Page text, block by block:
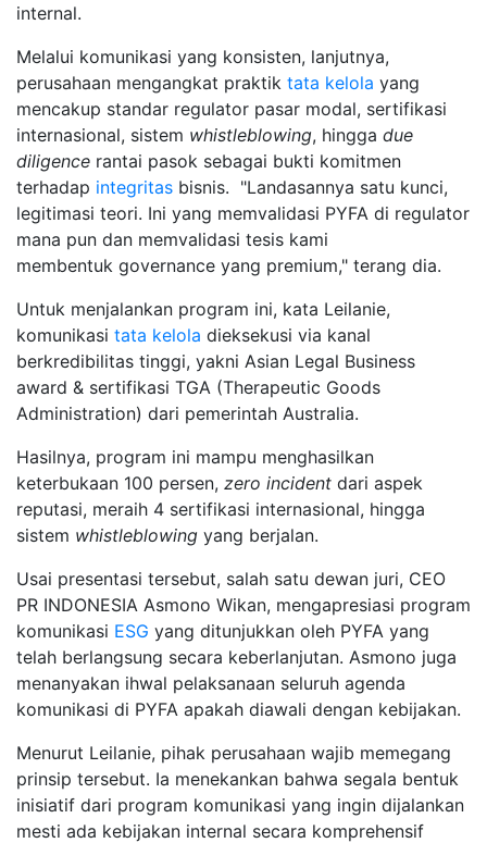
internal.
Melalui komunikasi yang konsisten, lanjutnya,
perusahaan mengangkat praktik tata kelola yang
mencakup standar regulator pasar modal, sertifikasi
internasional, sistem whistleblowing, hingga due
diligence rantai pasok sebagai bukti komitmen
terhadap integritas bisnis. "Landasannya satu kunci,
legitimasi teori. Ini yang memvalidasi PYFA di regulator
mana pun dan memvalidasi tesis kami
membentuk governance yang premium," terang dia.
Untuk menjalankan program ini, kata Leilanie,
komunikasi tata kelola dieksekusi via kanal
berkredibilitas tinggi, yakni Asian Legal Business
award & sertifikasi TGA (Therapeutic Goods
Administration) dari pemerintah Australia.
Hasilnya, program ini mampu menghasilkan
keterbukaan 100 persen, zero incident dari aspek
reputasi, meraih 4 sertifikasi internasional, hingga
sistem whistleblowing yang berjalan.
Usai presentasi tersebut, salah satu dewan juri, CEO
PR INDONESIA Asmono Wikan, mengapresiasi program
komunikasi ESG yang ditunjukkan oleh PYFA yang
telah berlangsung secara keberlanjutan. Asmono juga
menanyakan ihwal pelaksanaan seluruh agenda
komunikasi di PYFA apakah diawali dengan kebijakan.
Menurut Leilanie, pihak perusahaan wajib memegang
prinsip tersebut. Ia menekankan bahwa segala bentuk
inisiatif dari program komunikasi yang ingin dijalankan
mesti ada kebijakan internal secara komprehensif